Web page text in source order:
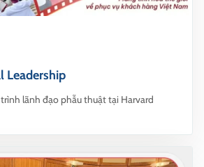
Leadership
lãnh đạo phẫu thuật tại Harvard